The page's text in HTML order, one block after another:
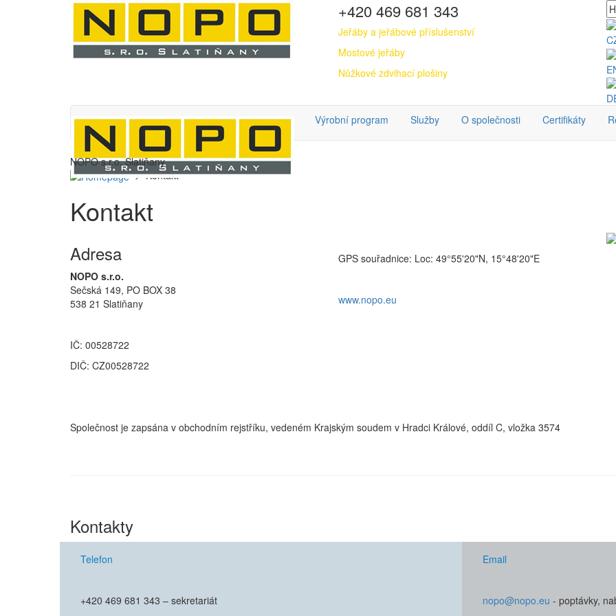
+420 469 681 343
Jeřáby a jeřábové příslušenství
Mostové jeřáby
Nůžkové zdvihací plošiny
Výrobní program
Služby O společnosti Certifikáty
NOPO s.r.o. Slatiňany
> Kontakt
Kontakt
Adresa
NOPO s.r.o.
Sečská 149, PO BOX 38
538 21 Slatiňany
IČ: 00528722
DIČ: CZ00528722
GPS souřadnice: Loc: 49°55'20"N, 15°48'20"E
www.nopo.eu
Společnost je zapsána v obchodním rejstříku, vedeném Krajským soudem v Hradci Králové, oddíl C, vložka 3574
Kontakty
Telefon
+420 469 681 343 – sekretariát
Email
nopo@nopo.eu - poptávky,